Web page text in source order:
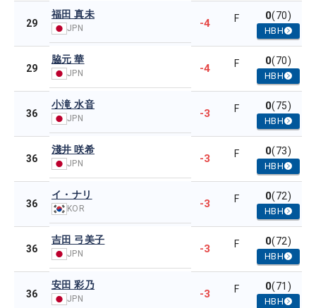
29
福田 真未
JPN -4 F 0(70)
HBH
29
脇元 華
JPN -4 F 0(70)
HBH
36
小滝 水音
JPN -3 F 0(75)
HBH
36
淺井 咲希
JPN -3 F 0(73)
HBH
36
イ・ナリ
KOR -3 F 0(72)
HBH
36
吉田 弓美子
JPN -3 F 0(72)
HBH
36
安田 彩乃
JPN -3 F 0(71)
HBH